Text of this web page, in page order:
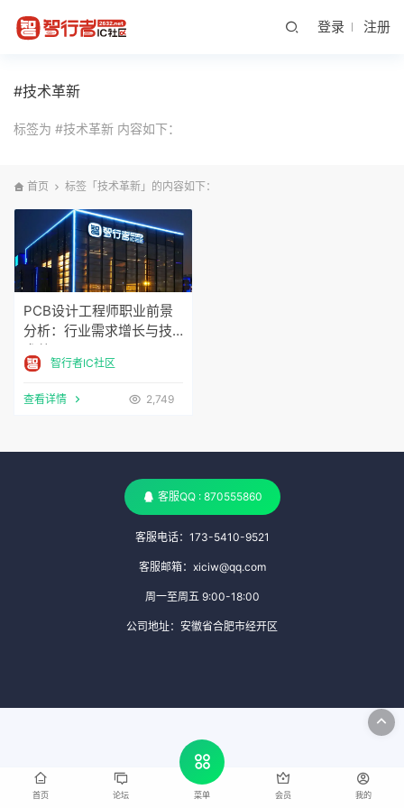
登录 注册
#技术革新
标签为 #技术革新 内容如下：
首页 标签「技术革新」的内容如下：
PCB设计工程师职业前景
分析：行业需求增长与技
术革
智行者IC社区
查看详情 2,749
客服QQ : 870555860
客服电话：173-5410-9521
客服邮箱：xiciw@qq.com
周一至周五 9:00-18:00
公司地址：安徽省合肥市经开区
首页 论坛 菜单 会员 我的